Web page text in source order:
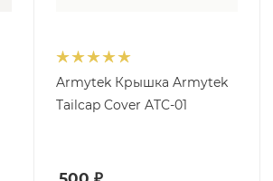
Armytek Крышка Armytek
Tailcap Cover ATC-01